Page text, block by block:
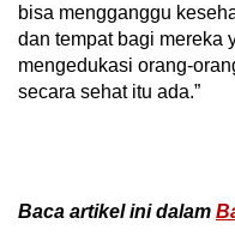
bisa mengganggu
dan tempat bagi mereka
mengedukasi orang-
secara sehat itu ada.”
Baca artikel ini dalam